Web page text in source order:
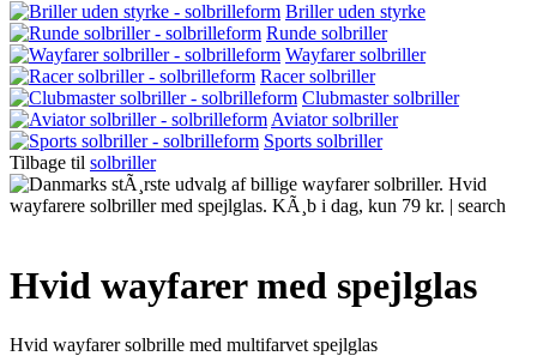
Briller uden styrke
Runde solbriller
Wayfarer solbriller
Racer solbriller
Clubmaster solbriller
Aviator solbriller
Sports solbriller
Tilbage til solbriller
Hvid wayfarer med spejlglas
Hvid wayfarer solbrille med multifarvet spejlglas